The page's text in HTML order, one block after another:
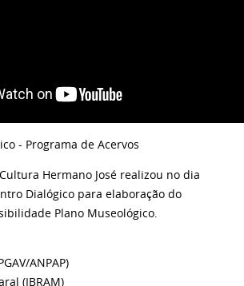
- Programa de Acervos
Hermano José realizou no dia
Dialógico para elaboração do
Plano Museológico.
ANPAP)
(IBRAM)